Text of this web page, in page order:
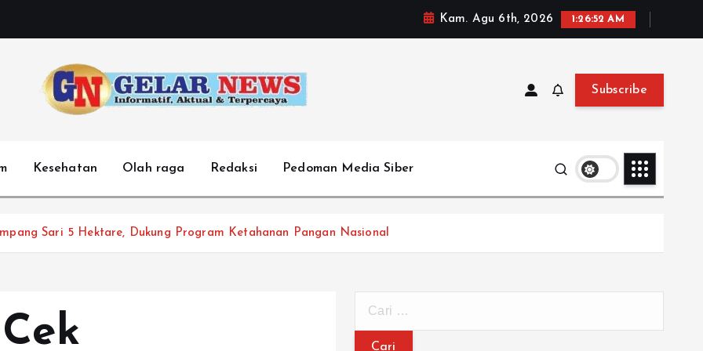
Kam. Agu 6th, 2026 1:26:53 AM
Subscribe
Kesehatan Olah raga Redaksi Pedoman Media Siber
Sari 5 Hektare, Dukung Program Ketahanan Pangan Nasional